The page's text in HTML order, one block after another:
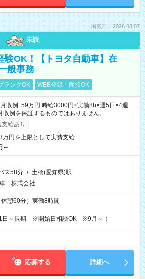
掲載日：2026.08.07
未読
験OK！【トヨタ自動車】在
般事務
ランクOK WEB登録・面接OK
収例 59万円 時給3000円×実働8h×週5日×4週
例を保証するものではありません。
給あり
万円を上限として実費支給
～
ス58分 / 土橋(愛知県)駅
車 株式会社
憩60分）実働8時間
日～長期 ※開始日相談OK ※9月～！
応募する 詳細へ